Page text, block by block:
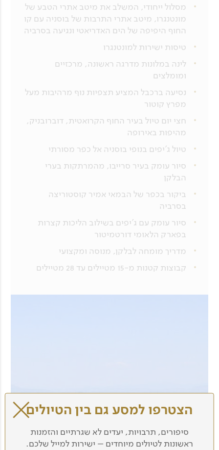
מסלול ייחודי, המשלב את מיטב אתרי הטבע של
מונטנגרו, מיטב אתרי התרבות של בוסניה עם קו
החוף היפיפה של הים האדריאטי ונגיעה בסרביה
טיסות ישירות למונטנגרו
לינה במלונות מדרגה ראשונה, מרכזיים
ומומלצים
נסיעה ברכבל המציע תצפיות נוף מרהיבות מעל
מפרץ קוטור
חצי יום טיול בעיר החוף הקרואטית, דוברובניק,
מהיפות באירופה
טיול ג'יפים בנופי בוסניה אל כפר מסורתי
סיור עומק בעיר סרייבו, מהמרתקות בערי
הבלקן
ביקור בכפר של הבמאי אמיר קוסטוריצה
בסרביה
סיור עומק עם ג'יפים בשילוב הליכות קצרות
בפארק הלאומי דורטמיטור
מדריך מומחה לבלקן, מנוסה ומקצועי
קבוצות קטנות מ-15 מטיילים עד 28 מטיילים
הצטרפו למסע גם בין הטיולים
סיפורים, תרבויות, יעדים לא שגרתיים והזמנות
ראשונות לטיולים מיוחדים – ישירות למייל שלכם.